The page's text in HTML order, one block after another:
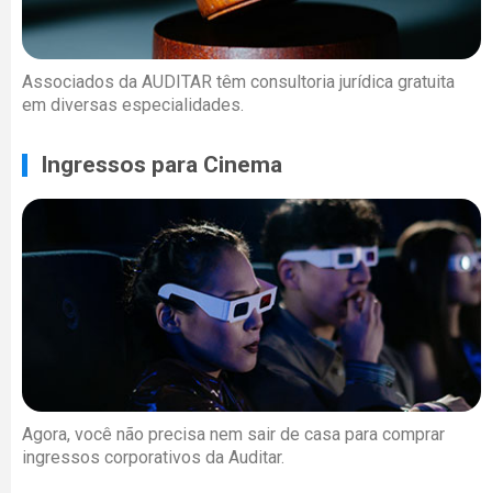
Associados da AUDITAR têm consultoria jurídica gratuita
em diversas especialidades.
Ingressos para Cinema
Agora, você não precisa nem sair de casa para comprar
ingressos corporativos da Auditar.